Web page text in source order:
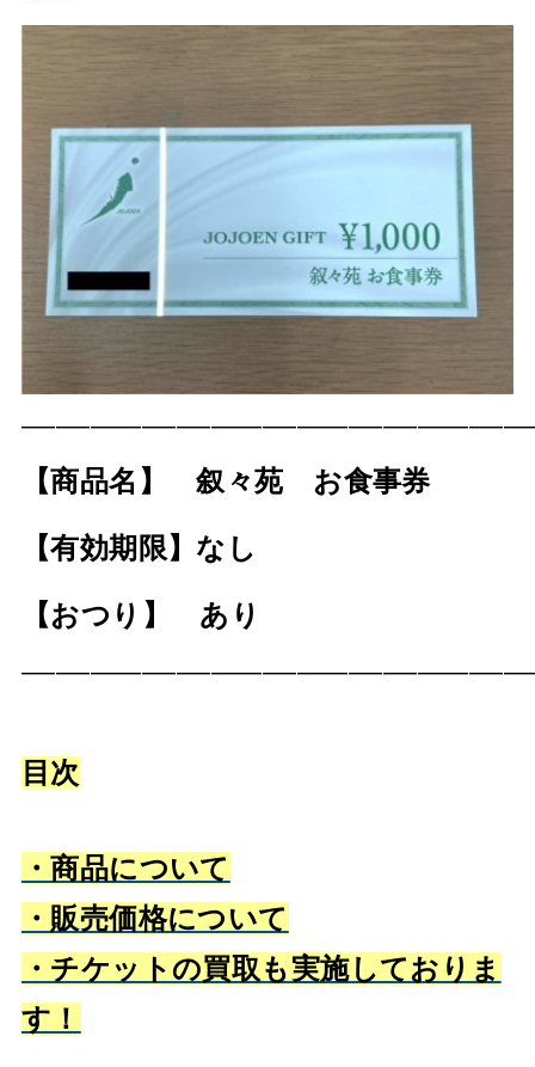
【商品名】 叙々苑 お食事券
【有効期限】なし
【おつり】 あり
目次
・商品について
・販売価格について
・チケットの買取も実施しておりま
す！